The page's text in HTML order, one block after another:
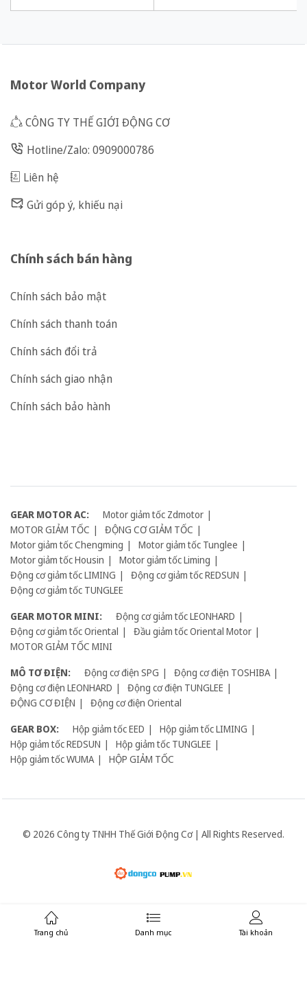
Motor World Company
CÔNG TY THẾ GIỚI ĐỘNG CƠ
Hotline/Zalo: 0909000786
Liên hệ
Gửi góp ý, khiếu nại
Chính sách bán hàng
Chính sách bảo mật
Chính sách thanh toán
Chính sách đổi trả
Chính sách giao nhận
Chính sách bảo hành
GEAR MOTOR AC:
Motor giảm tốc Zdmotor
MOTOR GIẢM TỐC
ĐỘNG CƠ GIẢM TỐC
Motor giảm tốc Chengming
Motor giảm tốc Tunglee
Motor giảm tốc Housin
Motor giảm tốc Liming
Động cơ giảm tốc LIMING
Động cơ giảm tốc REDSUN
Động cơ giảm tốc TUNGLEE
GEAR MOTOR MINI:
Động cơ giảm tốc LEONHARD
Động cơ giảm tốc Oriental
Đầu giảm tốc Oriental Motor
MOTOR GIẢM TỐC MINI
MÔ TƠ ĐIỆN:
Động cơ điện SPG
Động cơ điện TOSHIBA
Động cơ điện LEONHARD
Động cơ điện TUNGLEE
ĐỘNG CƠ ĐIỆN
Động cơ điện Oriental
GEAR BOX:
Hộp giảm tốc EED
Hộp giảm tốc LIMING
Hộp giảm tốc REDSUN
Hộp giảm tốc TUNGLEE
Hộp giảm tốc WUMA
HỘP GIẢM TỐC
© 2026 Công ty TNHH Thế Giới Động Cơ | All Rights Reserved.
Giữ liên lạc:
Trang chủ Danh mục Tài khoản